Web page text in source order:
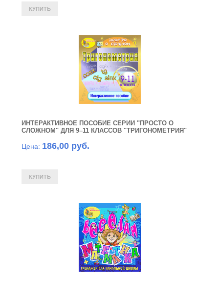
ИНТЕРАКТИВНОЕ ПОСОБИЕ СЕРИИ "ПРОСТО О
СЛОЖНОМ" ДЛЯ 9–11 КЛАССОВ "ТРИГОНОМЕТРИЯ"
Цена: 186,00 руб.